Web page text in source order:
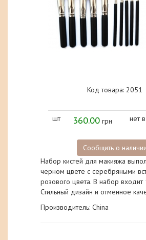
Код товара: 2051
шт 360.00 грн нет
Сообщить о наличии
Набор кистей для макияжа
черном цвете с серебряными
розового цвета. В набор входит
Стильный дизайн и отменное
Производитель: China